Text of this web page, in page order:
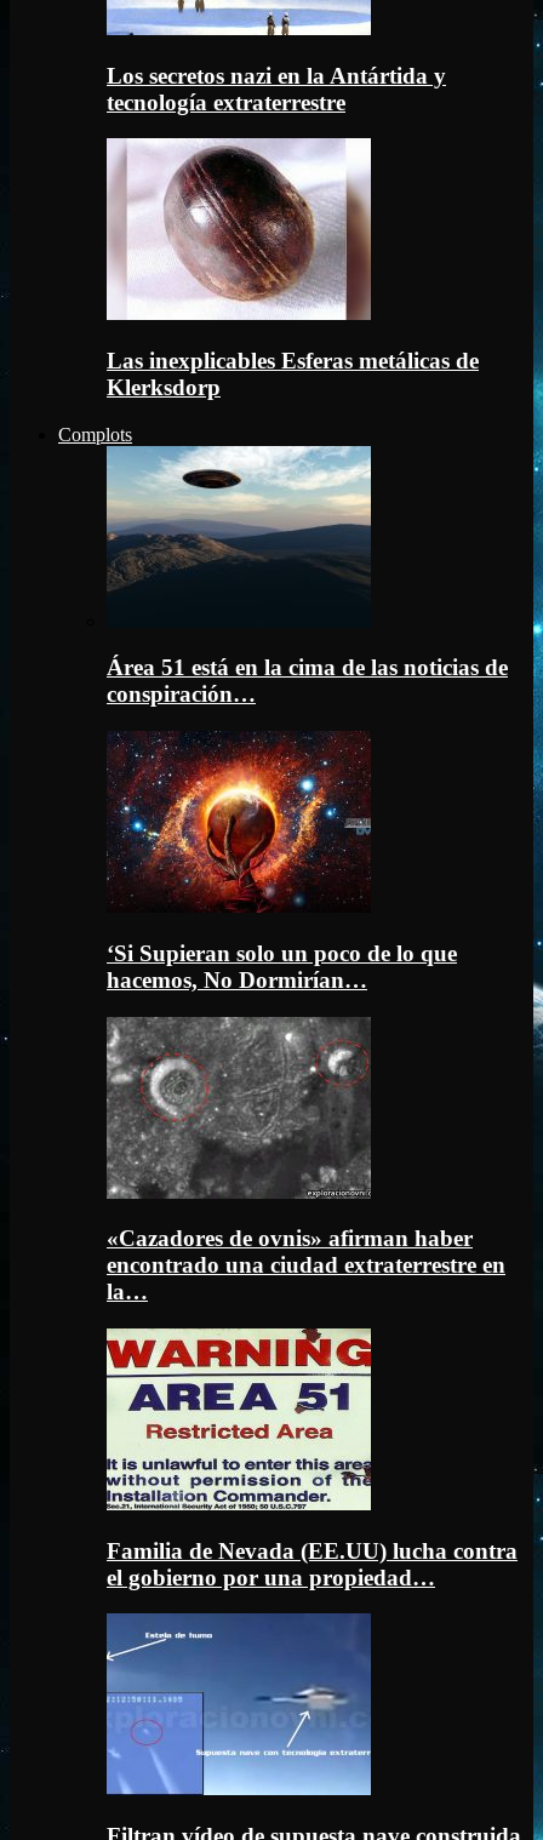
Los secretos nazi en la Antártida y
tecnología extraterrestre
Las inexplicables Esferas metálicas de
Klerksdorp
Complots
Área 51 está en la cima de las noticias de
conspiración…
‘Si Supieran solo un poco de lo que
hacemos, No Dormirían…
«Cazadores de ovnis» afirman haber
encontrado una ciudad extraterrestre en
la…
Familia de Nevada (EE.UU) lucha contra
el gobierno por una propiedad…